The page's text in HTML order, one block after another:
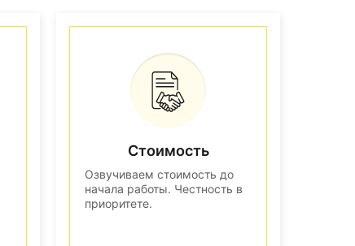
Стоимость
Озвучиваем стоимость до
начала работы. Честность в
приоритете.